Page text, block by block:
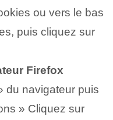
ou vers le bas
puis cliquez sur
Firefox
du navigateur puis
» Cliquez sur